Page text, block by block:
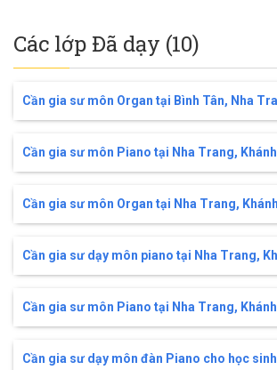
Các lớp Đã dạy (10)
Cần gia sư môn Organ tại Bình Tân, Nha
Cần gia sư môn Piano tại Nha Trang,
Cần gia sư môn Organ tại Nha Trang,
Cần gia sư dạy môn piano tại Nha Trang,
Cần gia sư môn Piano tại Nha Trang,
Cần gia sư dạy môn đàn Piano cho học